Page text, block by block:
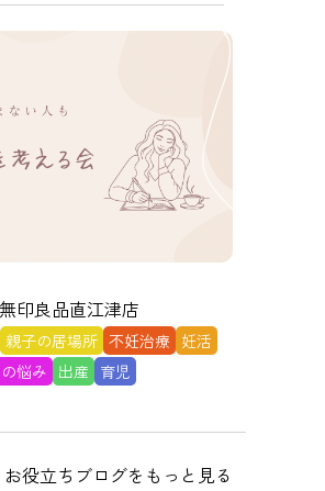
印良品直江津店
親子の居場所 不妊治療 妊活
悩み 出産 育児
お役立ちブログをもっと見る